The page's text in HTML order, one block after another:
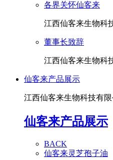
各界关怀仙客来
江西仙客来生物科
董事长致辞
江西仙客来生物科
仙客来产品展示
江西仙客来生物科技有
仙客来产品展示
BACK
仙客来灵芝孢子油